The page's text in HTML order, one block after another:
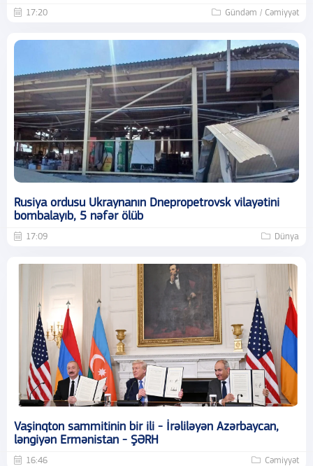
17:20 Gündəm / Cəmiyyət
Rusiya ordusu Ukraynanın Dnepropetrovsk vilayətini
bombalayıb, 5 nəfər ölüb
17:09 Dünya
Vaşinqton sammitinin bir ili - İrəliləyən Azərbaycan,
ləngiyən Ermənistan - ŞƏRH
16:46 Cəmiyyət